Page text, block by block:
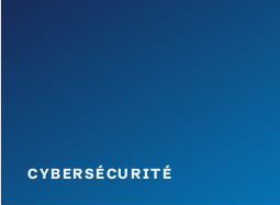
CYBERSÉCURITÉ